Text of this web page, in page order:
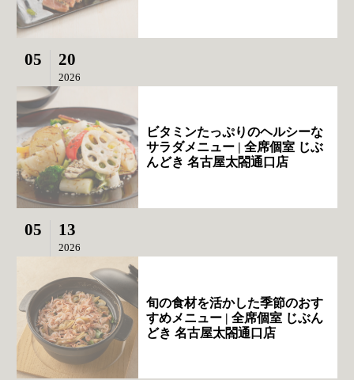
05 20
2026
ビタミンたっぷりのヘルシーな
サラダメニュー | 全席個室 じぶ
んどき 名古屋太閤通口店
05 13
2026
旬の食材を活かした季節のおす
すめメニュー | 全席個室 じぶん
どき 名古屋太閤通口店